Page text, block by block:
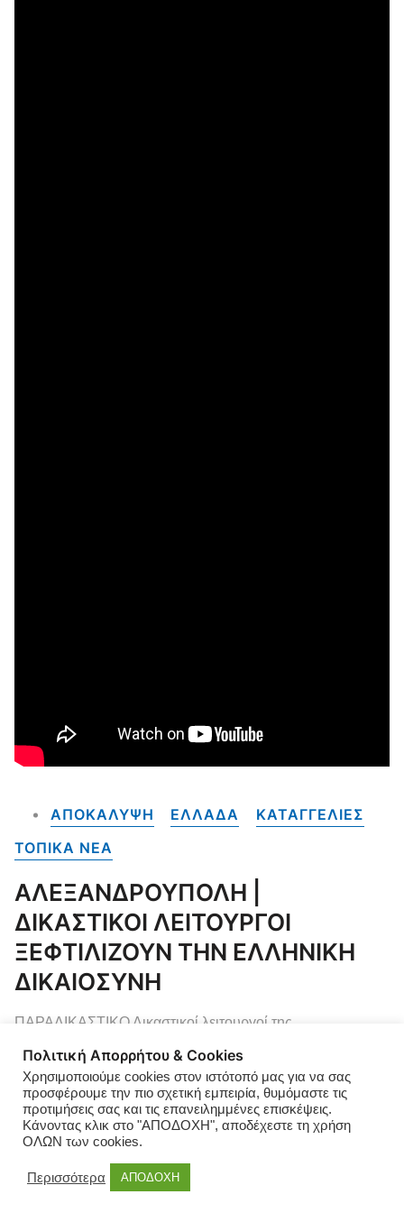
ΑΠΟΚΑΛΥΨΗ ΕΛΛΑΔΑ
ΚΑΤΑΓΓΕΛΙΕΣ
ΤΟΠΙΚΑ NEA
ΑΛΕΞΑΝΔΡΟΥΠΟΛΗ |
ΔΙΚΑΣΤΙΚΟΙ ΛΕΙΤΟΥΡΓΟΙ
ΞΕΦΤΙΛΙΖΟΥΝ ΤΗΝ ΕΛΛΗΝΙΚΗ
ΔΙΚΑΙΟΣΥΝΗ
ΠΑΡΑΔΙΚΑΣΤΙΚΟ Δικαστικοί λειτουργοί της
Αλεξανδρούπολης, ξεφτιλίζουν κυριολεκτικά την
δικαιοσύνη αντί να την υπηρετούν. Αποκάλυψη Για έναν
προς έναν και μία προς μία, με όνομα και επίθετο για
υποθέσεις που αφορούν στο πρόσφατο παρελθόν, στο
τελευταίο διάστημα και μέχρι σήμερα. Γιατί πρέπει να
ελεγχθούν από την αντίστοιχη Πολιτική Ηγεσία και την
Ηγεσία του Αρείου Πάγου Ο […]
Πολιτική Απορρήτου & Cookies
Χρησιμοποιούμε cookies στον ιστότοπό μας για να σας
προσφέρουμε την πιο σχετική εμπειρία, θυμόμαστε τις
προτιμήσεις σας και τις επανειλημμένες επισκέψεις.
Κάνοντας κλικ στο "ΑΠΟΔΟΧΗ", αποδέχεστε τη χρήση
ΟΛΩΝ των cookies.
Περισσότερα ΑΠΟΔΟΧΗ